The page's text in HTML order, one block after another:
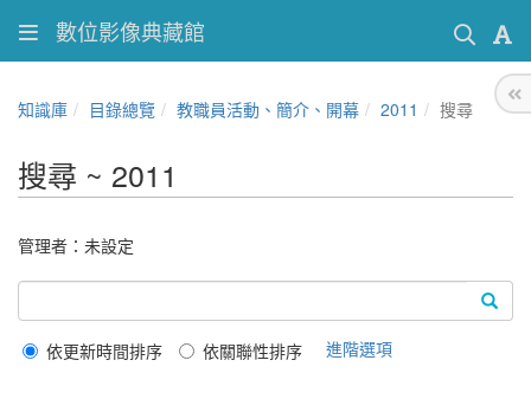
數位影像典藏館
知識庫 目錄總覽 教職員活動、簡介、開幕 2011 搜尋
搜尋 ~ 2011
管理者：未設定
依更新時間排序 依關聯性排序 進階選項